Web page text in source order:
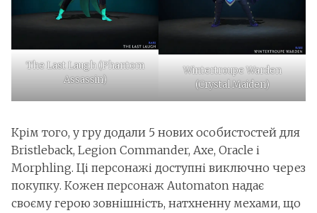
The Last Laugh (Phantom
Assassin)
Wintertroupe Warden
(Crystal Maiden)
Крім того, у гру додали 5 нових особистостей для
Bristleback, Legion Commander, Axe, Oracle і
Morphling. Ці персонажі доступні виключно через
покупку. Кожен персонаж Automaton надає
своєму герою зовнішність, натхненну мехами, що